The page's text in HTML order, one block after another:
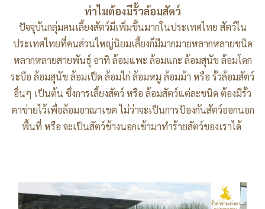
ทำไมต้องมีรั้วล้อมสัตว์
ปัจจุบันกลุ่มคนเลี้ยงสัตว์มีเพิ่มขึ้นมากในประเทศไทย สัตว์ใน
ประเทศไทยที่คนส่วนใหญ่นิยมเลี้ยงก็มีมากมายหลากหลายชนิด
หลากหลายสายพันธุ์ อาทิ ล้อมแพะ ล้อมแกะ ล้อมสุนัข ล้อมโคก
ระบือ ล้อมสุนัข ล้อมเป็ด ล้อมไก่ ล้อมหมู ล้อมม้า หรือ รั้วล้อมสัตว์
อื่นๆ เป็นต้น ซึ่งการเลี้ยงสัตว์ หรือ ล้อมสัตว์แต่ละชนิด ต้องมีรั้ว
ตาข่ายไว้เพื่อล้อมอาณาเขต ไม่ว่าจะเป็นการป้องกันสัตว์ออกนอก
พื้นที่ หรือ จะเป็นสัตว์ข้างนอกเข้ามาทำร้ายสัตว์ของเราได้